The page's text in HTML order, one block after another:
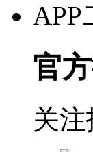
APP
官
关